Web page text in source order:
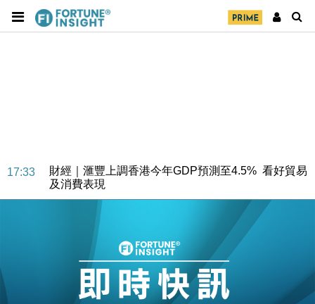
17:33
財經｜滙豐上調香港今年GDP預測至4.5% 看好貿易
及消費表現
本地｜假冒內地執法人員要求交「保證金」 43歲女子
損失近6900萬元
財經｜日經失守6.5萬點後回穩 全周仍升近2%
財經｜恒隆10月換帥 玩具「反」斗城亞洲CEO蔡德